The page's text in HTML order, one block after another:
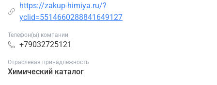
https://zakup-himiya.ru/?
yclid=5514660288841649127
Телефон(ы) компании
+79032725121
Отраслевая принадлежность
Химический каталог